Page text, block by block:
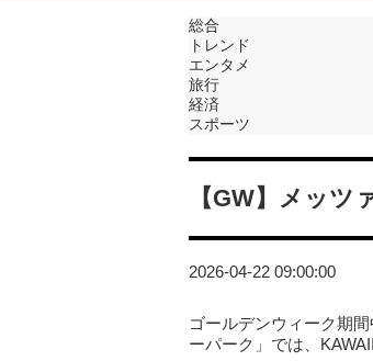
総合
トレンド
エンタメ
旅行
経済
スポーツ
【GW】メッツ
2026-04-22 09:00:00
ゴールデンウィーク期
ーパーク」では、